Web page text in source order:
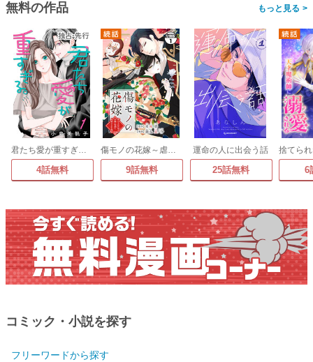
無料の作品 >
君たち愛が重すぎる。(話売り)
4話無料
傷モノの花嫁～虐げられた私が、皇國の鬼神に見初められた理由～ 分冊版
9話無料
運命の人に出会う話
25話無料 6
コミック・小説を探す
フリーワードから探す